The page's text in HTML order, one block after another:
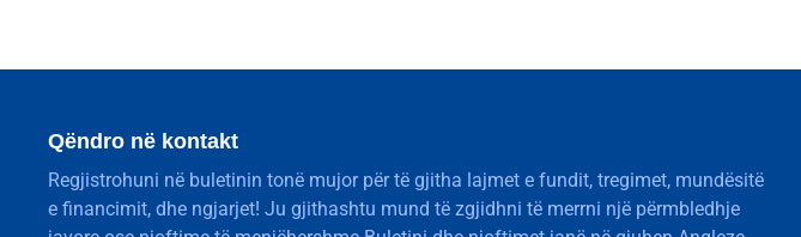
Qëndro në kontakt
Regjistrohuni në buletinin tonë mujor për të gjitha lajmet e fundit, tregimet, mundësitë
e financimit, dhe ngjarjet! Ju gjithashtu mund të zgjidhni të merrni një përmbledhje